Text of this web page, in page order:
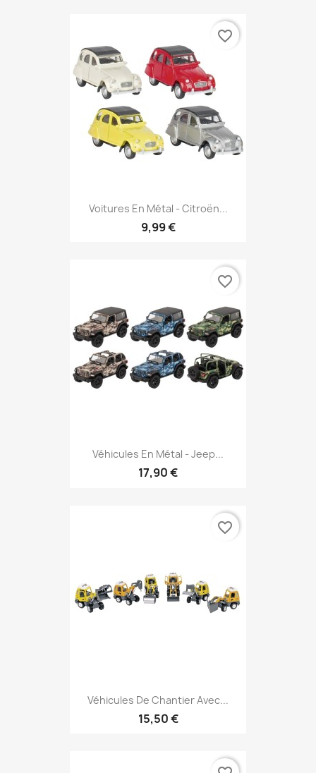
Voitures En Métal - Citroën...
9,99 €
favorite_border
Véhicules En Métal - Jeep...
17,90 €
favorite_border
Véhicules De Chantier Avec...
15,50 €
favorite_border